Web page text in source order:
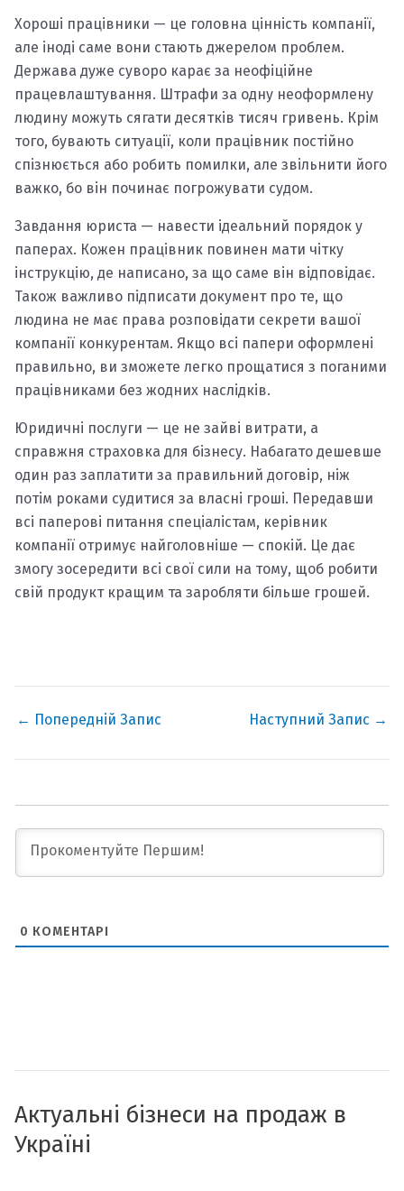
Хороші працівники — це головна цінність компанії,
але іноді саме вони стають джерелом проблем.
Держава дуже суворо карає за неофіційне
працевлаштування. Штрафи за одну неоформлену
людину можуть сягати десятків тисяч гривень. Крім
того, бувають ситуації, коли працівник постійно
спізнюється або робить помилки, але звільнити його
важко, бо він починає погрожувати судом.
Завдання юриста — навести ідеальний порядок у
паперах. Кожен працівник повинен мати чітку
інструкцію, де написано, за що саме він відповідає.
Також важливо підписати документ про те, що
людина не має права розповідати секрети вашої
компанії конкурентам. Якщо всі папери оформлені
правильно, ви зможете легко прощатися з поганими
працівниками без жодних наслідків.
Юридичні послуги — це не зайві витрати, а
справжня страховка для бізнесу. Набагато дешевше
один раз заплатити за правильний договір, ніж
потім роками судитися за власні гроші. Передавши
всі паперові питання спеціалістам, керівник
компанії отримує найголовніше — спокій. Це дає
змогу зосередити всі свої сили на тому, щоб робити
свій продукт кращим та заробляти більше грошей.
← Попередній Запис Наступний Запис →
0 КОМЕНТАРІ
Актуальні бізнеси на продаж в
Україні